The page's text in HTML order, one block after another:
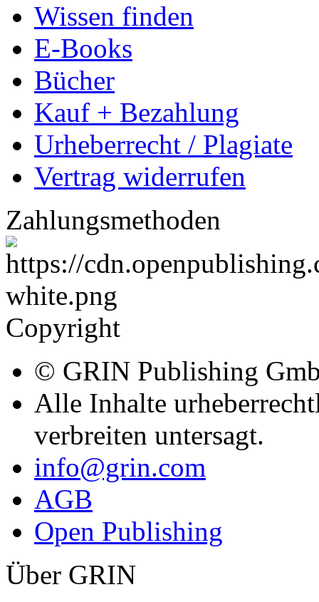
Wissen finden
E-Books
Bücher
Kauf + Bezahlung
Urheberrecht / Plagiate
Vertrag widerrufen
Zahlungsmethoden
Copyright
© GRIN Publishing
Alle Inhalte
verbreiten untersagt.
info@grin.com
AGB
Open Publishing
Über GRIN